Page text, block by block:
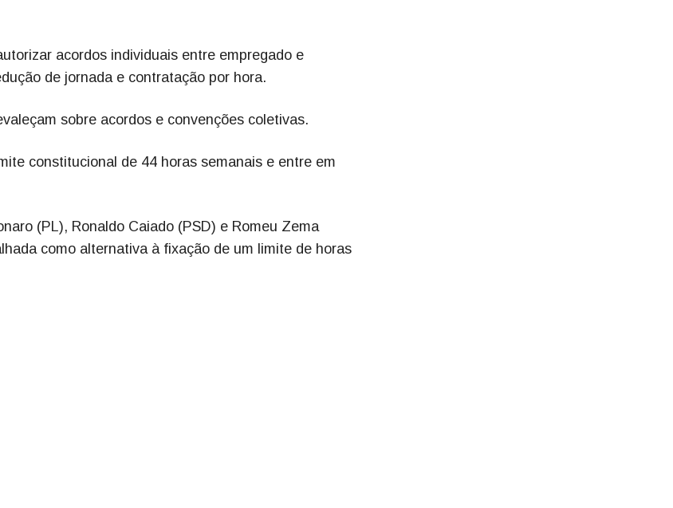
acordos individuais entre empregado e
de jornada e contratação por hora.
sobre acordos e convenções coletivas.
constitucional de 44 horas semanais e entre em
(PL), Ronaldo Caiado (PSD) e Romeu Zema
como alternativa à fixação de um limite de horas